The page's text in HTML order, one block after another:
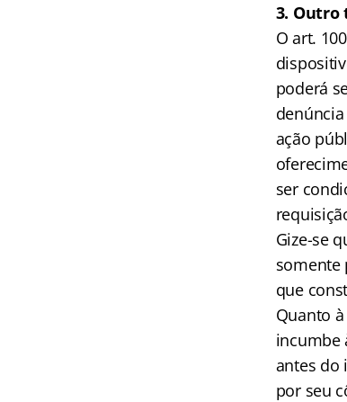
3. Outro
O art.
poderá
ação
ser
Gize-se
somente
que
Quanto
incumbe
antes do
por seu